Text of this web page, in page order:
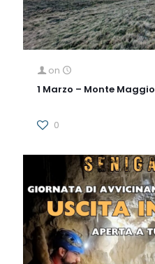
on
1 Marzo – Monte Maggio
0